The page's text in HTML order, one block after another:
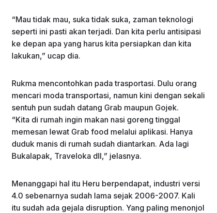
“Mau tidak mau, suka tidak suka, zaman teknologi
seperti ini pasti akan terjadi. Dan kita perlu antisipasi
ke depan apa yang harus kita persiapkan dan kita
lakukan,” ucap dia.
Rukma mencontohkan pada trasportasi. Dulu orang
mencari moda transportasi, namun kini dengan sekali
sentuh pun sudah datang Grab maupun Gojek.
“Kita di rumah ingin makan nasi goreng tinggal
memesan lewat Grab food melalui aplikasi. Hanya
duduk manis di rumah sudah diantarkan. Ada lagi
Bukalapak, Traveloka dll,” jelasnya.
Menanggapi hal itu Heru berpendapat, industri versi
4.0 sebenarnya sudah lama sejak 2006-2007. Kali
itu sudah ada gejala disruption. Yang paling menonjol